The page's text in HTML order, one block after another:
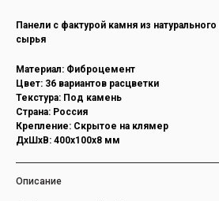
Панели с фактурой камня из
сырья
Материал: Фиброцемент
Цвет: 36 вариантов расцветки
Текстура: Под камень
Страна: Россия
Крепление: Скрытое на клямер
ДxШxВ: 400x100x8 мм
Описание